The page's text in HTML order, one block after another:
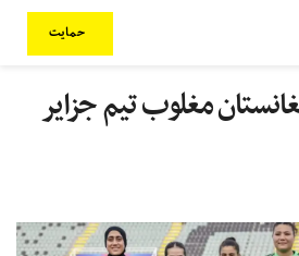
حمایت
مغلوب تیم جزایر